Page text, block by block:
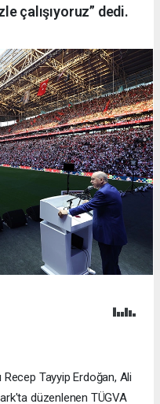
çalışıyoruz” dedi.
Recep Tayyip Erdoğan, Ali
düzenlenen TÜGVA